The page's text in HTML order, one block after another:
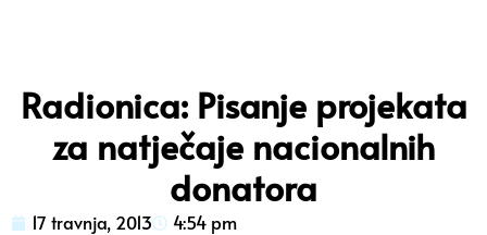
Radionica: Pisanje projekata
za natječaje nacionalnih
donatora
17 travnja, 2013
4:54 pm